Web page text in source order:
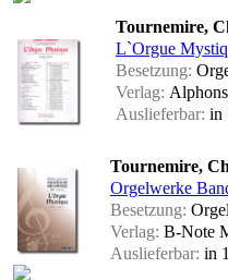
Tournemire,
L`Orgue
Besetzung:
Verlag:
Auslieferbar: in
Tournemire,
Orgelwerke
Besetzung:
Verlag: B-Note
Auslieferbar: in